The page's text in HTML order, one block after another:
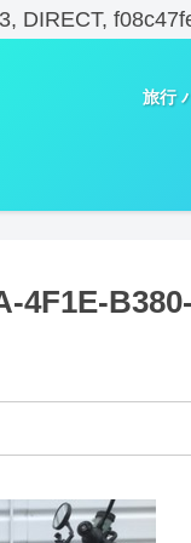
DIRECT,
旅行
4F1E-